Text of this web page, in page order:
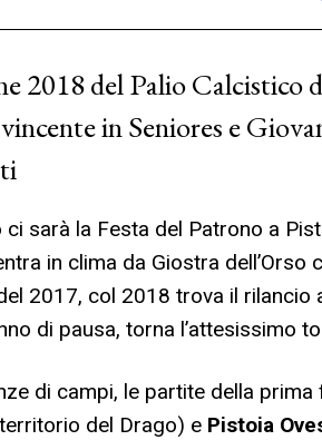
2018 del Palio
in Seniores e
ci sarà la Festa del Patrono a
in clima da Giostra
2017, col 2018 trova il
di pausa, torna l’attesissimo
di campi, le partite della
del Drago) e Pistoia